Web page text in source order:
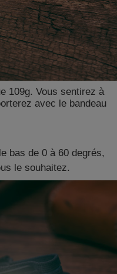
109g. Vous sentirez à
avec le bandeau
bas de 0 à 60 degrés,
le souhaitez.